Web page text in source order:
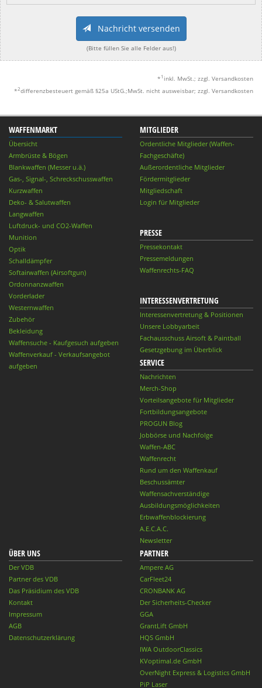
Nachricht versenden
(Bitte füllen Sie alle Felder aus!)
* 1 inkl. MwSt.; zzgl. Versandkosten
*2differenzbesteuert gemäß §25a UStG.;MwSt. nicht ausweisbar; zzgl. Versandkosten
WAFFENMARKT
Übersicht
Armbrüste & Bögen
Blankwaffen (Messer u.ä.)
Gas-, Signal-, Schreckschusswaffen
Kurzwaffen
Deko- & Salutwaffen
Langwaffen
Luftdruck- und CO2-Waffen
Munition
Optik
Schalldämpfer
Softairwaffen (Airsoftgun)
Ordonnanzwaffen
Vorderlader
Westernwaffen
Zubehör
Bekleidung
Waffensuche - Kaufgesuch aufgeben
Waffenverkauf - Verkaufsangebot
aufgeben
MITGLIEDER
Ordentliche Mitglieder (Waffen-
Fachgeschäfte)
Außerordentliche Mitglieder
Fördermitglieder
Mitgliedschaft
Login für Mitglieder
PRESSE
Pressekontakt
Pressemeldungen
Waffenrechts-FAQ
INTERESSENVERTRETUNG
Interessenvertretung & Positionen
Unsere Lobbyarbeit
Fachausschuss Airsoft & Paintball
Gesetzgebung im Überblick
SERVICE
Nachrichten
Merch-Shop
Vorteilsangebote für Mitglieder
Fortbildungsangebote
PROGUN Blog
Jobbörse und Nachfolge
Waffen-ABC
Waffenrecht
Rund um den Waffenkauf
Beschussämter
Waffensachverständige
Ausbildungsmöglichkeiten
Erbwaffenblockierung
A.E.C.A.C.
Newsletter
ÜBER UNS
Der VDB
Partner des VDB
Das Präsidium des VDB
Kontakt
Impressum
AGB
Datenschutzerklärung
PARTNER
Ampere AG
CarFleet24
CRONBANK AG
Der Sicherheits-Checker
GGA
GrantLift GmbH
HQS GmbH
IWA OutdoorClassics
KVoptimal.de GmbH
OverNight Express & Logistics GmbH
PiP Laser